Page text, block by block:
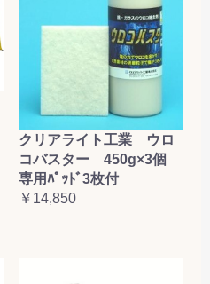
クリアライト工業 ウロ
コバスター 450g×3個
専用ﾊﾟｯﾄﾞ3枚付
￥14,850